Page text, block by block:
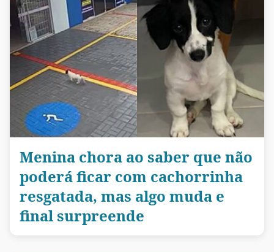
Menina chora ao saber que não
poderá ficar com cachorrinha
resgatada, mas algo muda e
final surpreende